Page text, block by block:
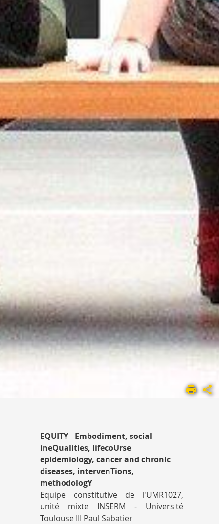
ÉQUIPES DE
RECHERCHE
EQUITY - Embodiment, social
ineQualities, lifecoUrse
epidemiology, cancer and chronIc
diseases, intervenTions,
methodologY
Equipe constitutive de l'UMR1027,
unité mixte INSERM - Université
Toulouse III Paul Sabatier